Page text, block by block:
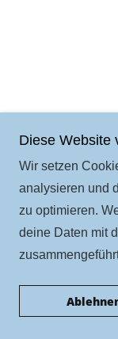
Diese Website
Wir setzen
analysieren und
zu optimieren.
deine Daten mit